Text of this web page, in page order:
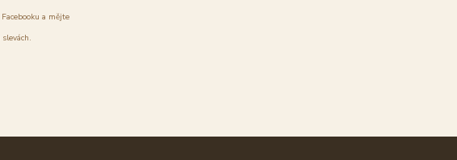
a mějte